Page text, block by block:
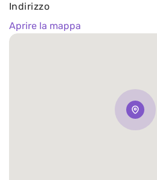
Indirizzo
Aprire la mappa